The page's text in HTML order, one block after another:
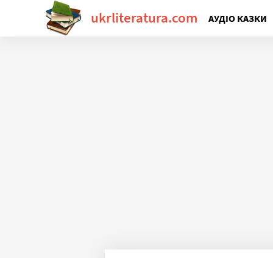
ukrliteratura.com АУДІО КАЗКИ